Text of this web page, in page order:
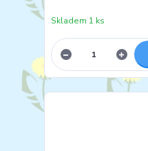
Skladem 1 ks